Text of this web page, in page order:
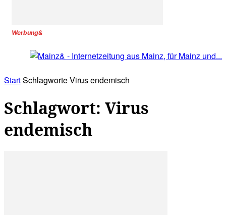
Werbung&
StartSchlagworteVirus endemisch
Schlagwort: Virus
endemisch